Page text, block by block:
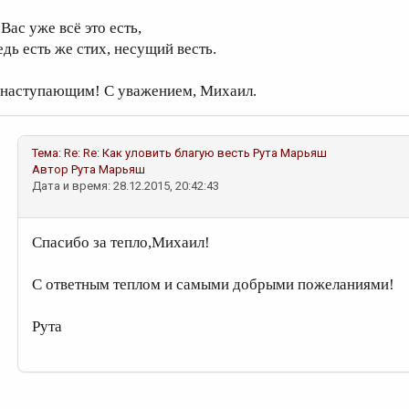
уже всё это есть,
есть же стих, несущий весть.
С уважением, Михаил.
Тема: Re: Re: Как уловить благую весть Рута Марьяш
Автор Рута Марьяш
Дата и время: 28.12.2015, 20:42:43
Спасибо за тепло,Михаил!
С ответным теплом и самыми добрыми пожеланиями!
Рута